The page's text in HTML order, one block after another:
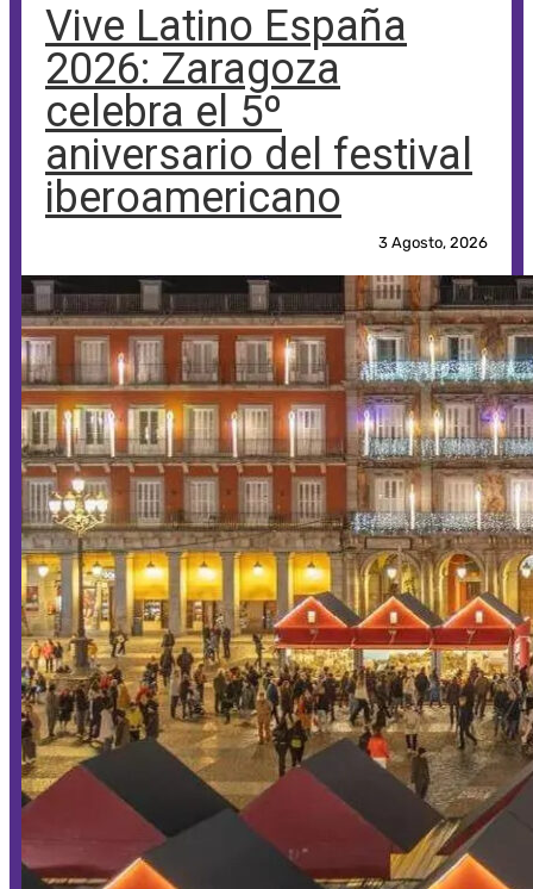
Vive Latino España
2026: Zaragoza
celebra el 5º
aniversario del festival
iberoamericano
3 Agosto, 2026